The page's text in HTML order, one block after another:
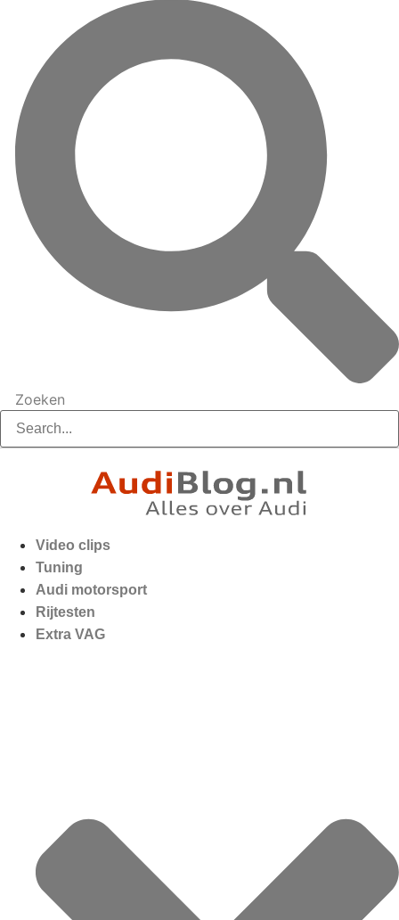
Zoeken
Video clips
Tuning
Audi motorsport
Rijtesten
Extra VAG